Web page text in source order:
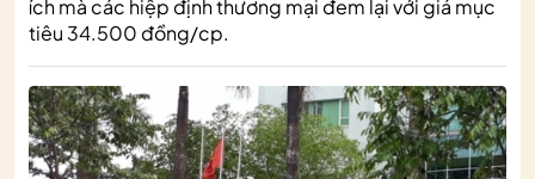
ích mà các hiệp định thương mại đem lại với giá mục
tiêu 34.500 đồng/cp.